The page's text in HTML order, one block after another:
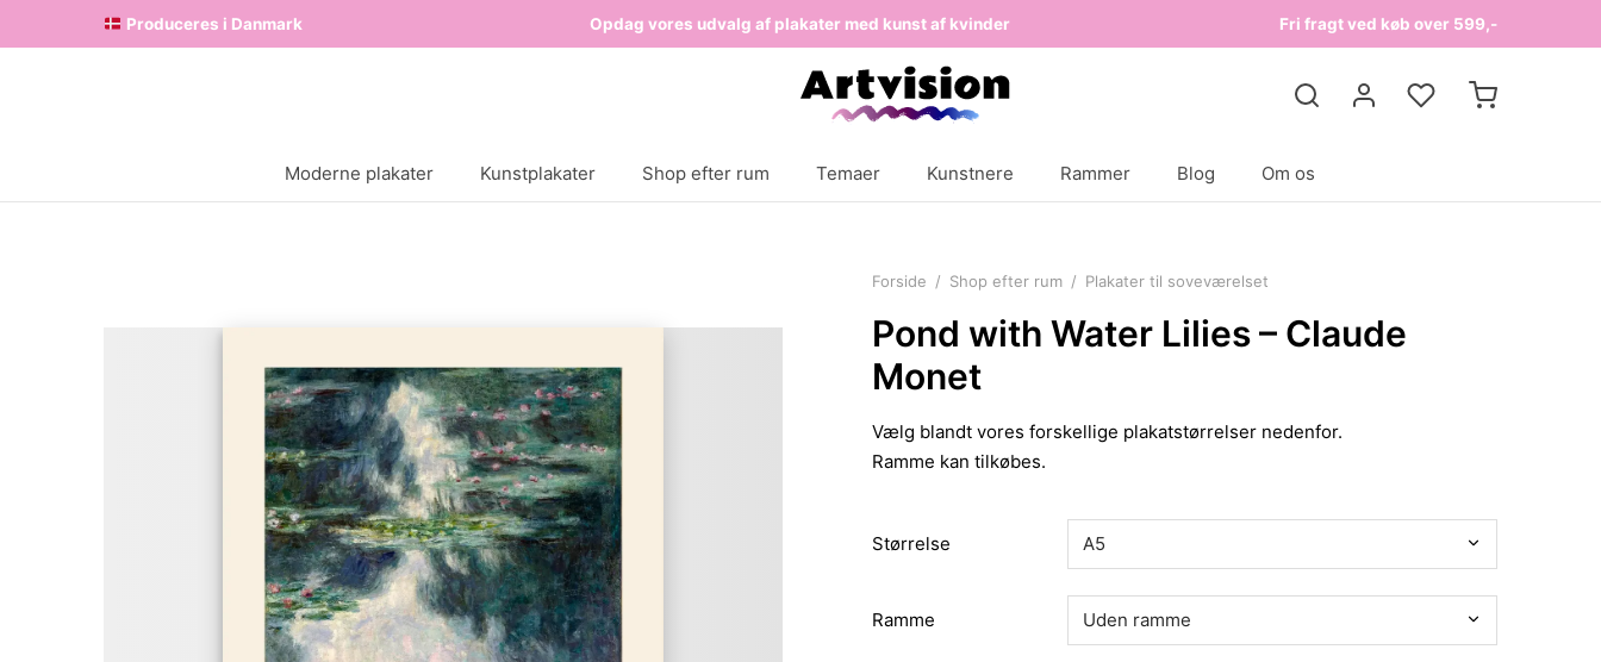
Produceres i Danmark Opdag vores udvalg af plakater med kunst af kvinder Fri fragt ved køb over 599,-
Moderne plakater Kunstplakater Shop efter rum Temaer Kunstnere Rammer Blog Om os
Forside / Shop efter rum / Plakater til soveværelset
Pond with Water Lilies – Claude
Monet
Vælg blandt vores forskellige plakatstørrelser nedenfor.
Ramme kan tilkøbes.
Størrelse
Ramme